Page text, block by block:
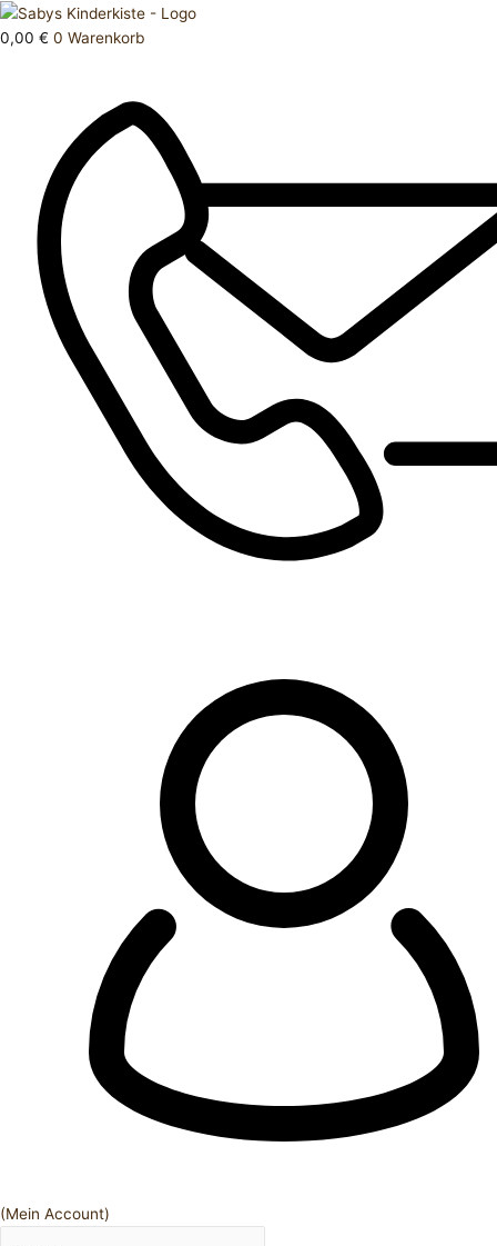
Zum
Inhalt
0,00 € 0 Warenkorb
(Mein Account)
Products
search
Oberteil
XS